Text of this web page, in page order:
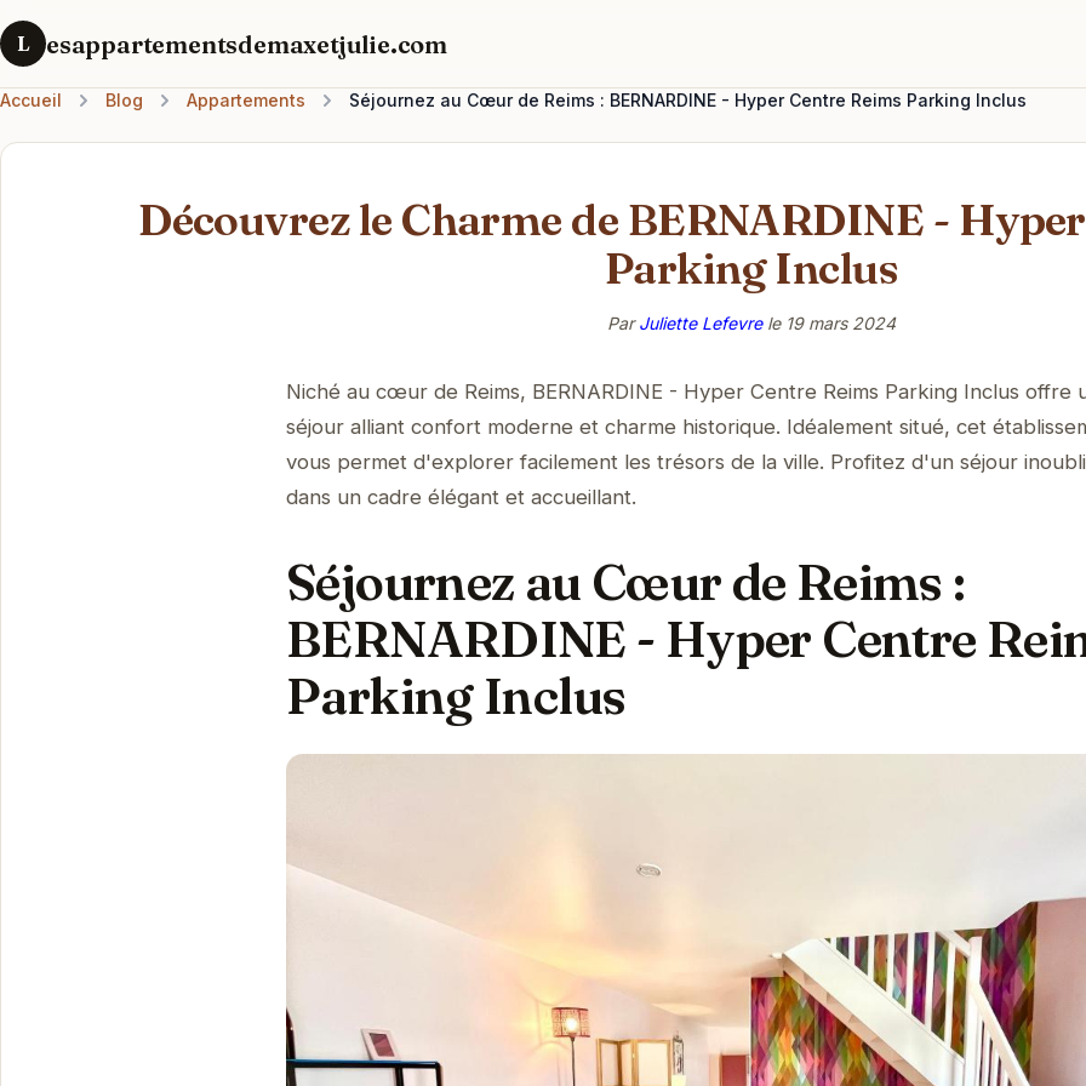
L esappartementsdemaxetjulie.com
Accueil Blog Appartements Séjournez au Cœur de Reims : BERNARDINE - Hyper Centre Reims Parking Inclus
Découvrez le Charme de BERNARDINE -
Parking Inclus
ParJuliette Lefevrele 19 mars 2024
Niché au cœur de Reims, BERNARDINE - Hyper Centre Reims Parking Inclus offre
séjour alliant confort moderne et charme historique. Idéalement situé, cet
vous permet d'explorer facilement les trésors de la ville. Profitez d'un séjour
dans un cadre élégant et accueillant.
Séjournez au Cœur de Reims :
BERNARDINE - Hyper Centre
Parking Inclus